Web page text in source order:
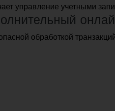
управление учетными
обработкой